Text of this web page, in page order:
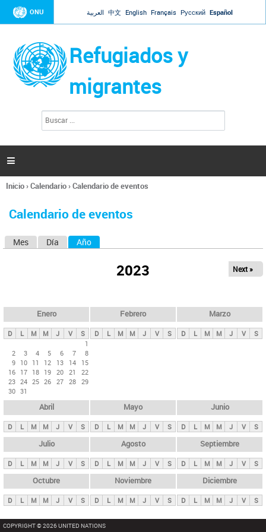
Jump to navigation
ONU العربية 中文 English Français Русский Español
Refugiados y
migrantes
l
d
s

Se
usted
Inicio›Calendario›Calendario de eventos
Calendario de eventos
s
p
n
c
i
p
l
e
s
Mes Día Año
2023 Next »
Enero
D L M M J V
S
1
2
3 4 5 6 7
8
9 10 11 12 13 14
15
16 17 18 19 20 21
22
23 24 25 26 27 28 29
30 31
Febrero
D L M M J V S
Marzo
D L M M J V S
Abril
D L M M J V S
Mayo
D L M M J V S
Junio
D L M M J V S
Julio
D L M M J V S
Agosto
D L M M J V S
Septiembre
D L M M J V S
Octubre
D L M M J V S
Noviembre
D L M M J V S
Diciembre
D L M M J V S
COPYRIGHT © 2026 UNITED NATIONS